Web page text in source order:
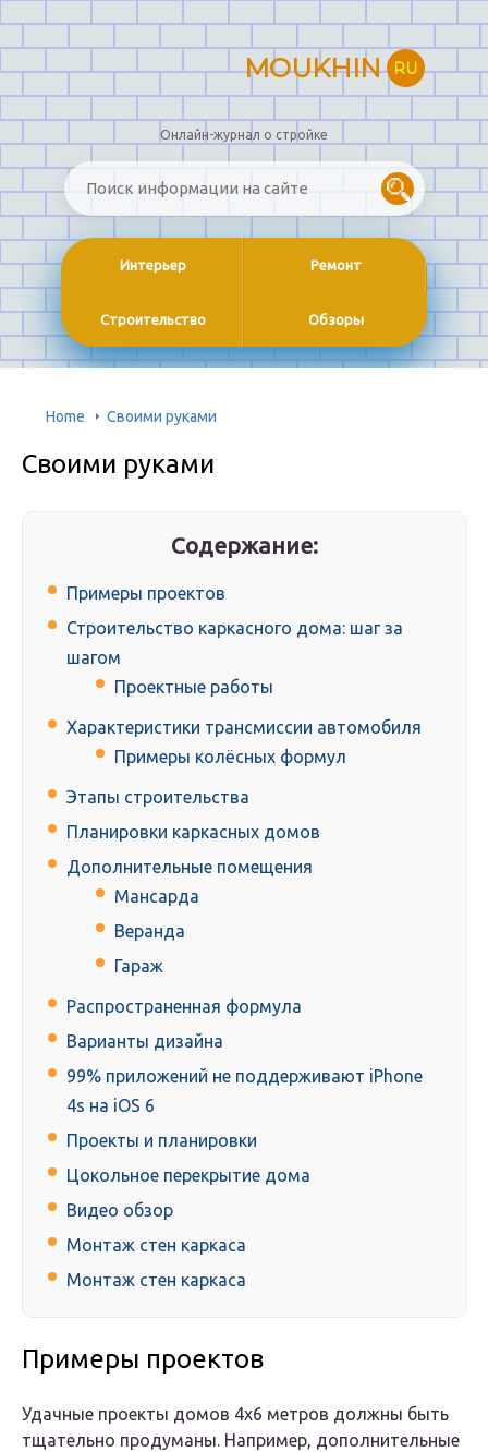
MOUKHIN RU
Онлайн-журнал о стройке
Интерьер Ремонт
Строительство Обзоры
Home Своими руками
Своими руками
Содержание:
Примеры проектов
Строительство каркасного дома: шаг за
шагом
Проектные работы
Характеристики трансмиссии автомобиля
Примеры колёсных формул
Этапы строительства
Планировки каркасных домов
Дополнительные помещения
Мансарда
Веранда
Гараж
Распространенная формула
Варианты дизайна
99% приложений не поддерживают iPhone
4s на iOS 6
Проекты и планировки
Цокольное перекрытие дома
Видео обзор
Монтаж стен каркаса
Монтаж стен каркаса
Примеры проектов
Удачные проекты домов 4х6 метров должны быть
тщательно продуманы. Например, дополнительные